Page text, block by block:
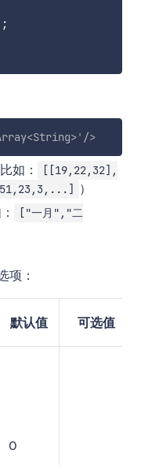
;
' />
如：
[[19,22,32],
）
["一月","二
项：
默认值 可选值
0